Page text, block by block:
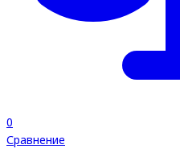
0
Сравнение